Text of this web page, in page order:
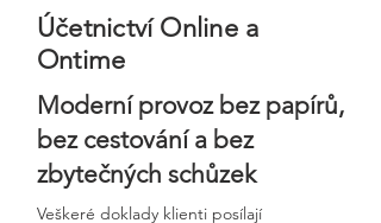
Účetnictví Online a
Ontime
Moderní provoz bez papírů,
bez cestování a bez
zbytečných schůzek
Veškeré doklady klienti posílají